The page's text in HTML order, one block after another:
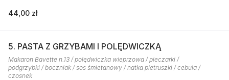
44,00 zł
5. PASTA Z GRZYBAMI I POLĘDWICZKĄ
Makaron Bavette n.13 / polędwiczka wieprzowa / pieczarki /
podgrzybki / boczniak / sos śmietanowy / natka pietruszki / cebula /
czosnek